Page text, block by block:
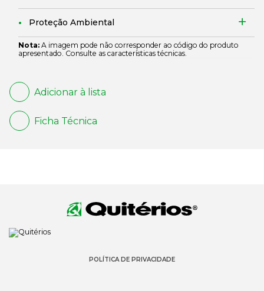
Proteção Ambiental
Nota: A imagem pode não corresponder ao código do produto
apresentado. Consulte as características técnicas.
Adicionar à lista
Ficha Técnica
POLÍTICA DE PRIVACIDADE